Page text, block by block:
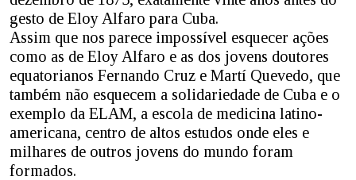
gesto de Eloy Alfaro para Cuba.
Assim que nos parece impossível esquecer ações
como as de Eloy Alfaro e as dos jovens doutores
equatorianos Fernando Cruz e Martí Quevedo, que
também não esquecem a solidariedade de Cuba e o
exemplo da ELAM, a escola de medicina latino-
americana, centro de altos estudos onde eles e
milhares de outros jovens do mundo foram
formados.